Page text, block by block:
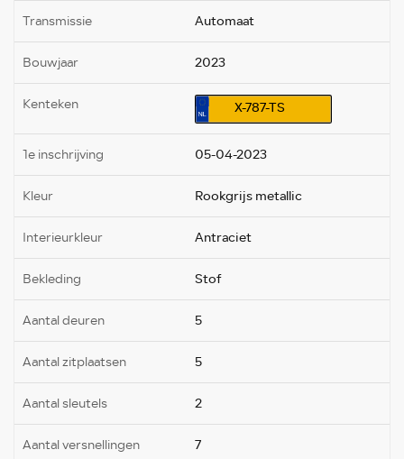
Transmissie Automaat
Bouwjaar 2023
Kenteken X-787-TS
1e inschrijving 05-04-2023
Kleur Rookgrijs metallic
Interieurkleur Antraciet
Bekleding Stof
Aantal deuren 5
Aantal zitplaatsen 5
Aantal sleutels 2
Aantal versnellingen 7